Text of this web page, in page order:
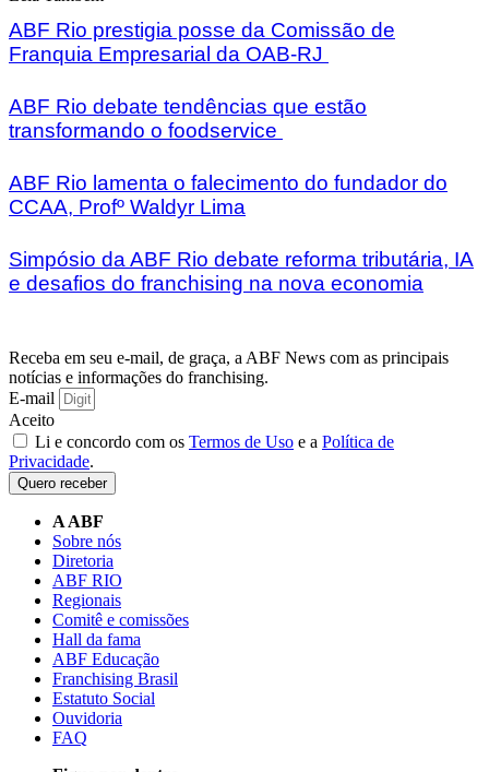
ABF Rio prestigia posse da Comissão de
Franquia Empresarial da OAB-RJ
ABF Rio debate tendências que estão
transformando o foodservice
ABF Rio lamenta o falecimento do fundador do
CCAA, Profº Waldyr Lima
Simpósio da ABF Rio debate reforma tributária, IA
e desafios do franchising na nova economia
Receba em seu e-mail, de graça, a ABF News com as principais
notícias e informações do franchising.
E-mail
Aceito
Li e concordo com os Termos de Uso e a Política de
Privacidade.
Quero receber
A ABF
Sobre nós
Diretoria
ABF RIO
Regionais
Comitê e comissões
Hall da fama
ABF Educação
Franchising Brasil
Estatuto Social
Ouvidoria
FAQ